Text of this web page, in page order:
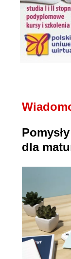
dla